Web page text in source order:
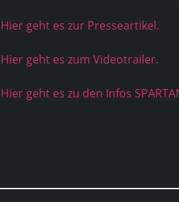
Hier geht es zur Presseartikel.
Hier geht es zum Videotrailer.
Hier geht es zu den Infos